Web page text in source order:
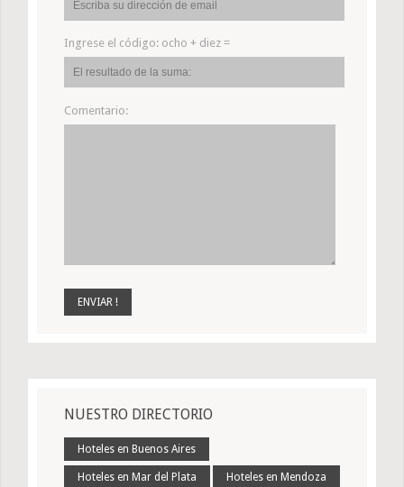
Ingrese el código: ocho + diez =
Comentario:
NUESTRO DIRECTORIO
Hoteles en Buenos Aires
Hoteles en Mar del Plata Hoteles en Mendoza